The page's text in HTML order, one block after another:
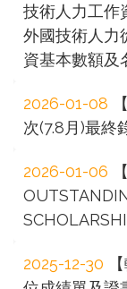
技術人力工作
外國技術人力
資基本數額及
2026-01-08
次(7.8月)最終
2026-01-06
2025-12-30